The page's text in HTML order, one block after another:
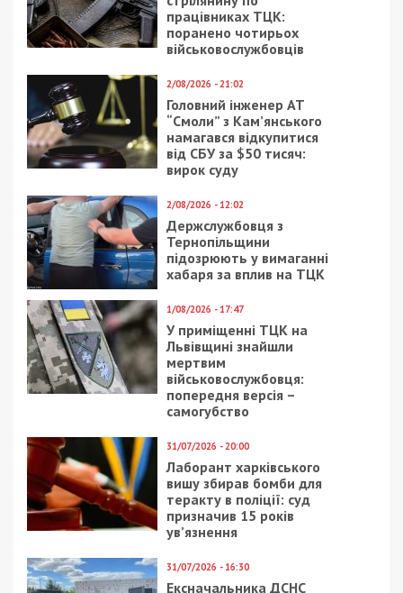
6/04/2020 - 14:12
В МВФ отказались
давать деньги
дополнительных
условий
18/01/2025 - 20:00
На Львівщині син
чинного народного
депутата України
підозрюється у
заволодінні коштами
селищної громади
26/01/2017 - 13:15
«Золотая» столовая
горсовета Днепра: 9
миллионов на еду для
чиновников
19/05/2025 - 21:30
У декларації
посадовиці ДПС
знайшли недостовірні
відомості на 15,52 млн
грн